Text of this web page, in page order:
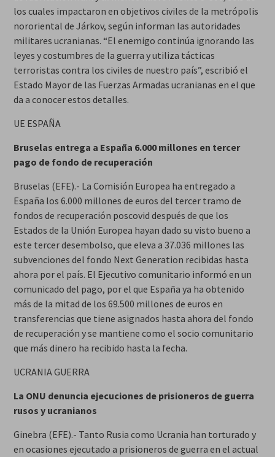
los cuales impactaron en objetivos civiles de la metrópolis
nororiental de Járkov, según informan las autoridades
militares ucranianas. “El enemigo continúa ignorando las
leyes y costumbres de la guerra y utiliza tácticas
terroristas contra los civiles de nuestro país”, escribió el
Estado Mayor de las Fuerzas Armadas ucranianas en el que
da a conocer estos detalles.
UE ESPAÑA
Bruselas entrega a España 6.000 millones en tercer
pago de fondo de recuperación
Bruselas (EFE).- La Comisión Europea ha entregado a
España los 6.000 millones de euros del tercer tramo de
fondos de recuperación poscovid después de que los
Estados de la Unión Europea hayan dado su visto bueno a
este tercer desembolso, que eleva a 37.036 millones las
subvenciones del fondo Next Generation recibidas hasta
ahora por el país. El Ejecutivo comunitario informó en un
comunicado del pago, por el que España ya ha obtenido
más de la mitad de los 69.500 millones de euros en
transferencias que tiene asignados hasta ahora del fondo
de recuperación y se mantiene como el socio comunitario
que más dinero ha recibido hasta la fecha.
UCRANIA GUERRA
La ONU denuncia ejecuciones de prisioneros de guerra
rusos y ucranianos
Ginebra (EFE).- Tanto Rusia como Ucrania han torturado y
en ocasiones ejecutado a prisioneros de guerra en el actual